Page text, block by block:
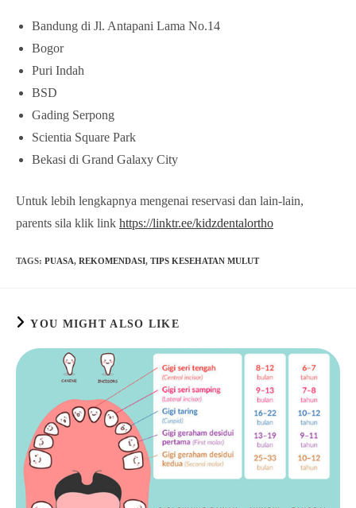
Bandung di Jl. Antapani Lama No.14
Bogor
Puri Indah
BSD
Gading Serpong
Scientia Square Park
Bekasi di Grand Galaxy City
Untuk lebih lengkapnya mengenai reservasi dan lain-lain,
parents sila klik link https://linktr.ee/kidzdentalortho
TAGS: PUASA, REKOMENDASI, TIPS KESEHATAN MULUT
YOU MIGHT ALSO LIKE